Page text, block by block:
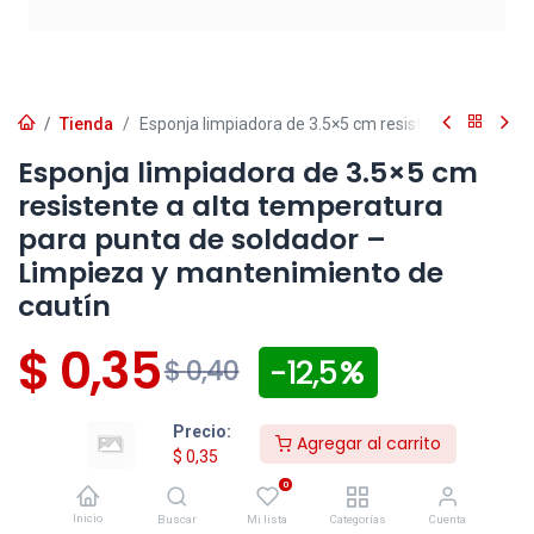
Precio:
$ 0,35
Agregar al carrito
Inicio Buscar
0
Mi lista Categorías Cuenta
Tienda Esponja limpiadora de 3.5×5 cm resistente a alta
Esponja limpiadora de 3.5×5 cm
resistente a alta temperatura
para punta de soldador –
Limpieza y mantenimiento de
cautín
$ 0,35$0,40 - 12,5
Efectivo/Transferencia
Incluye IVA
Precio exclusivo sitio web
Los pedidosconfirmados después de las 16:30 para
entregas en la ciudad de Cuenca y después de las 15:00